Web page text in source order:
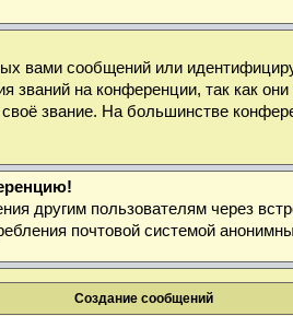
вами сообщений или
на конференции, так как
звание. На большинстве
другим пользователям через
почтовой системой
Создание сообщений